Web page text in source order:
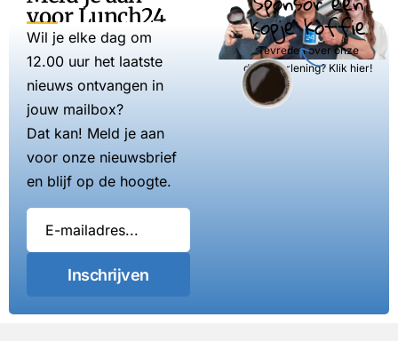
voor Lunch24
Wil je elke dag om
12.00 uur het laatste
nieuws ontvangen in
jouw mailbox?
Dat kan! Meld je aan
voor onze nieuwsbrief
en blijf op de hoogte.
Inschrijven
kopje koffie
Tevreden over onze
dienstverlening? Klik hier!